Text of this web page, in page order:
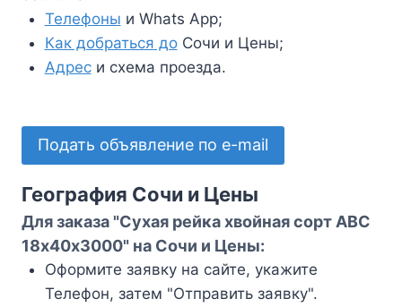
Телефоны и Whats App;
Как добраться доСочи и Цены;
Адреси схема проезда.
Подать объявление по e-mail
География Сочи и Цены
Для заказа "Сухая рейка хвойная сорт АВС
18х40х3000" на Сочи и Цены:
Оформите заявку на сайте, укажите
Телефон, затем "Отправить заявку".